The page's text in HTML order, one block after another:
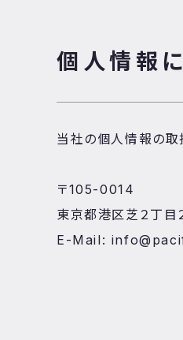
個人情報
当社の個人情報の取
〒105-0014
東京都港区芝２丁目
E-Mail: